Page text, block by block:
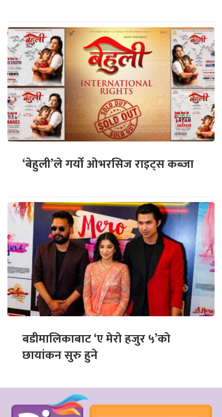
‘बेहुली’ले गर्यो ओभरसिज राइट्स कब्जा
बडीमालिकाबाट ‘ए मेरो हजुर ५’को
छायांकन सुरु हुने